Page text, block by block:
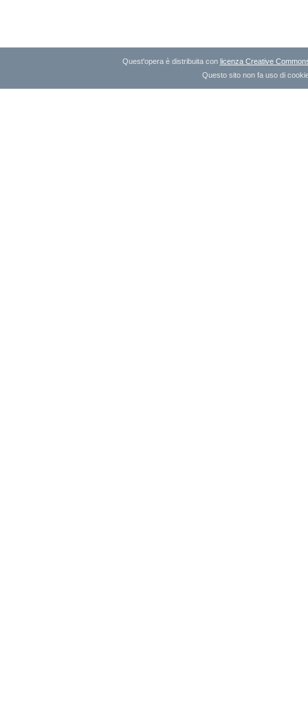
Quest'opera è distribuita con licenza Creative
Questo sito non fa uso di